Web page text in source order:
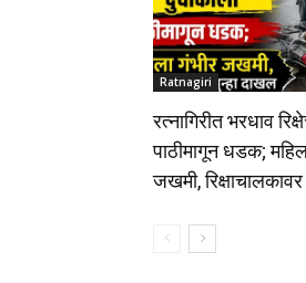
Ratnagiri
रत्नागिरीत भरधाव
पाठीमागून धडक;
जखमी,